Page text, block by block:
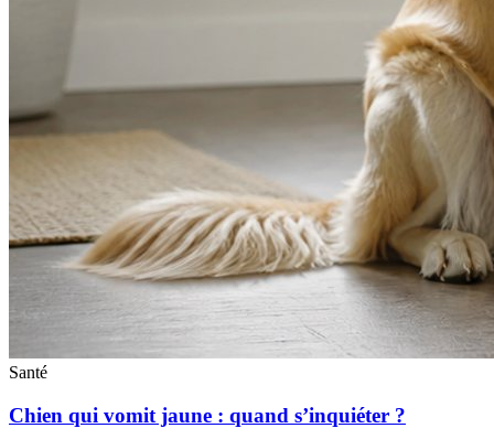
Santé
Chien qui vomit jaune : quand s’inquiéter ?